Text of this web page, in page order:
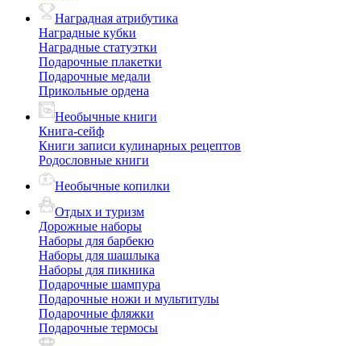
Наградная атрибутика
Наградные кубки
Наградные статуэтки
Подарочные плакетки
Подарочные медали
Прикольные ордена
Необычные книги
Книга-сейф
Книги записи кулинарных рецептов
Родословные книги
Необычные копилки
Отдых и туризм
Дорожные наборы
Наборы для барбекю
Наборы для шашлыка
Наборы для пикника
Подарочные шампура
Подарочные ножи и мультитулы
Подарочные фляжки
Подарочные термосы